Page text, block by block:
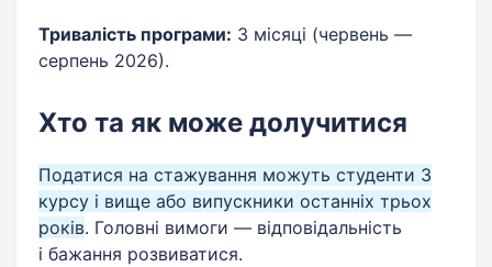
Тривалість програми: 3 місяці (червень —
серпень 2026).
Хто та як може долучитися
Податися на стажування можуть студенти 3
курсу і вище або випускники останніх трьох
років. Головні вимоги — відповідальність
і бажання розвиватися.